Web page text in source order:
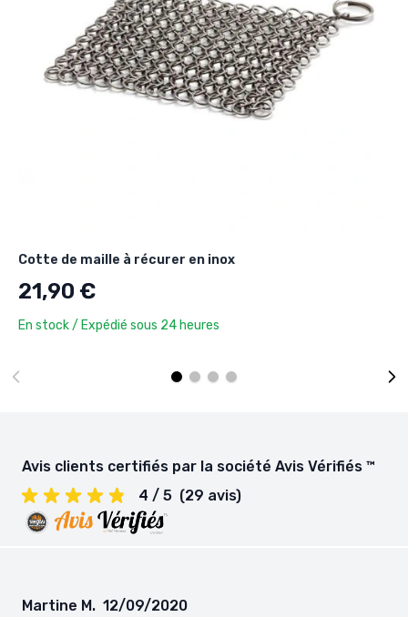
Cotte de maille à récurer en inox
21,90 €
En stock / Expédié sous 24 heures
Avis clients certifiés par la société Avis Vérifiés ™
4 / 5 (29 avis)
Martine M. 12/09/2020